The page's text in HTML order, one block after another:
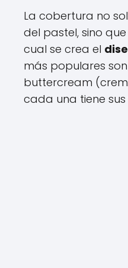
La cobertura no
del pastel, sino
cual se crea el
más populares
buttercream
cada una tiene sus